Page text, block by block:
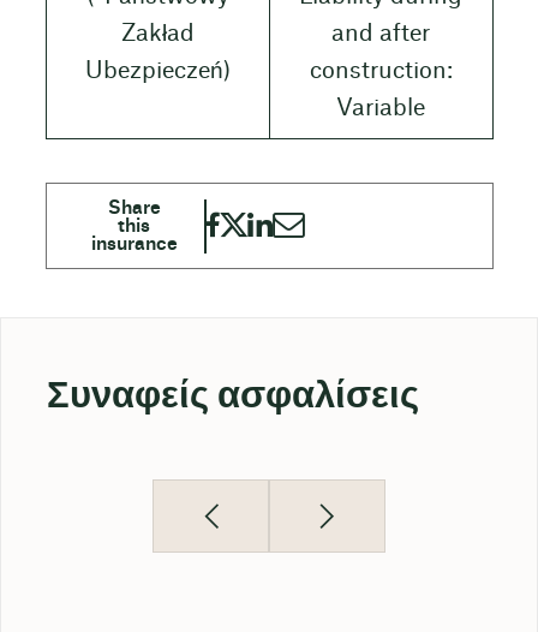
Zakład
Ubezpieczeń)
and after
construction:
Variable
Συναφείς ασφαλίσεις